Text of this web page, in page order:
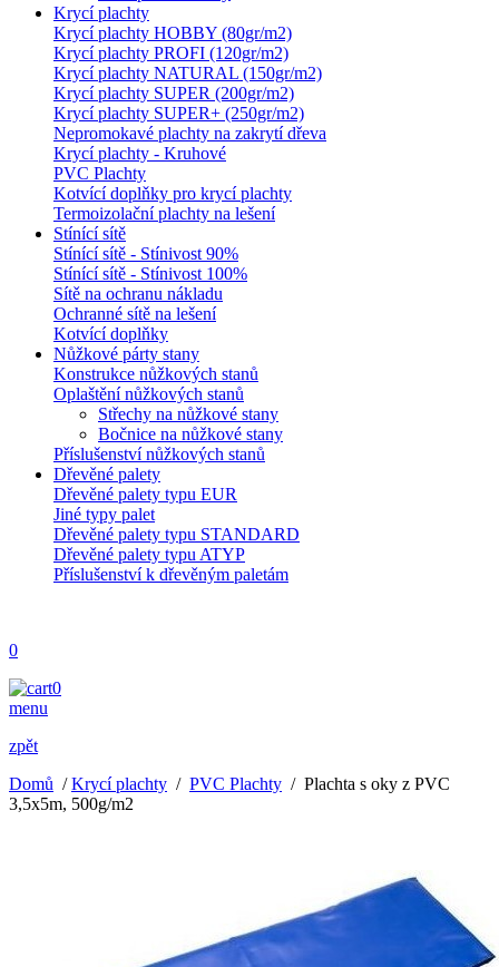
Krycí plachty
Krycí plachty HOBBY (80gr/m2)
Krycí plachty PROFI (120gr/m2)
Krycí plachty NATURAL (150gr/m2)
Krycí plachty SUPER (200gr/m2)
Krycí plachty SUPER+ (250gr/m2)
Nepromokavé plachty na zakrytí dřeva
Krycí plachty - Kruhové
PVC Plachty
Kotvící doplňky pro krycí plachty
Termoizolační plachty na lešení
Stínící sítě
Stínící sítě - Stínivost 90%
Stínící sítě - Stínivost 100%
Sítě na ochranu nákladu
Ochranné sítě na lešení
Kotvící doplňky
Nůžkové párty stany
Konstrukce nůžkových stanů
Oplaštění nůžkových stanů
Střechy na nůžkové stany
Bočnice na nůžkové stany
Příslušenství nůžkových stanů
Dřevěné palety
Dřevěné palety typu EUR
Jiné typy palet
Dřevěné palety typu STANDARD
Dřevěné palety typu ATYP
Příslušenství k dřevěným paletám
0
0
menu
zpět
Domů /Krycí plachty / PVC Plachty / Plachta s oky z PVC
3,5x5m, 500g/m2